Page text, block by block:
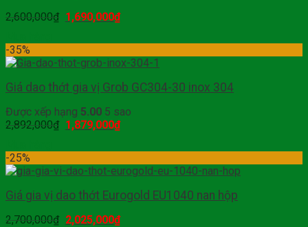
2,600,000₫ 1,690,000₫
-35%
Giá dao thớt gia vị Grob GC304-30 inox 304
Được xếp hạng 5.00 5 sao
2,892,000₫ 1,879,000₫
-25%
Giá gia vị dao thớt Eurogold EU1040 nan hộp
2,700,000₫ 2,025,000₫